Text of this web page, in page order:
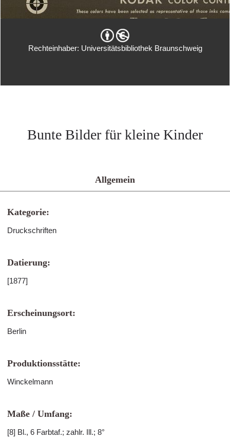
Rechteinhaber: Universitätsbibliothek Braunschweig
Bunte Bilder für kleine Kinder
Allgemein
Kategorie:
Druckschriften
Datierung:
[1877]
Erscheinungsort:
Berlin
Produktionsstätte:
Winckelmann
Maße / Umfang:
[8] Bl., 6 Farbtaf.; zahlr. Ill.; 8°